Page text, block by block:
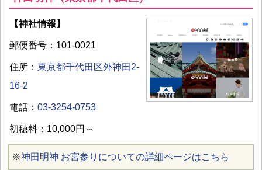
【神社情報】
郵便番号：101-0021
住所： 東京都千代田区外神田2-
16-2
電話： 03-3254-0753
初穂料：10,000円～
※神田明神 お宮参りについての詳細ページはこちら